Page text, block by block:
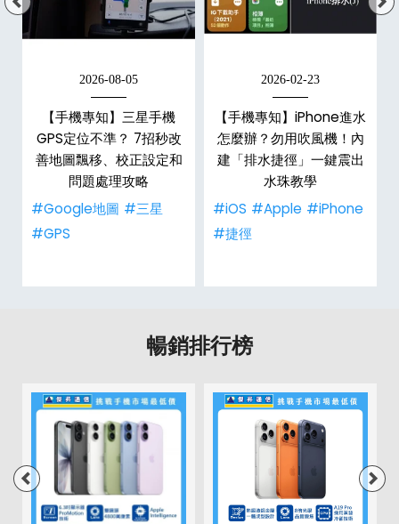
2026-08-05
【手機專知】三星手機
GPS定位不準？ 7招秒改
善地圖飄移、校正設定和
問題處理攻略
#Google地圖 #三星
#GPS
2026-02-23
【手機專知】iPhone進水
怎麼辦？勿用吹風機！內
建「排水捷徑」一鍵震出
水珠教學
#iOS #Apple #iPhone
#捷徑
暢銷排行榜